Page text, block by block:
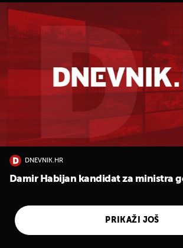
DNEVNIK.HR
Damir Habijan kandidat za ministra
PRIKAŽI JOŠ